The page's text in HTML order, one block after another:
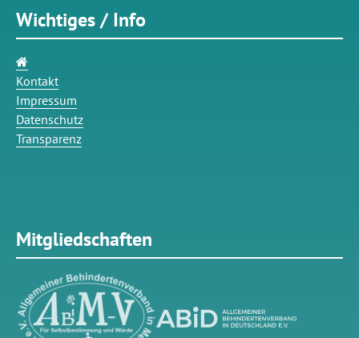
Wichtiges / Info
Navigation
überspringen
Kontakt
Impressum
Datenschutz
Transparenz
Mitgliedschaften